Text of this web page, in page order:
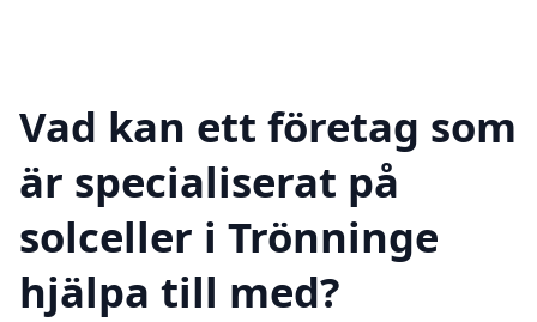
Vad kan ett företag som
är specialiserat på
solceller i Trönninge
hjälpa till med?